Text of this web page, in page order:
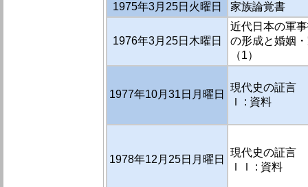
1975年3月25日火曜日
家族論覚書
1976年3月25日木曜日
近代日本の軍
の形成と婚姻
（1）
1977年10月31日月曜日
現代史の証言
Ｉ : 資料
1978年12月25日月曜日
現代史の証言
ＩＩ : 資料